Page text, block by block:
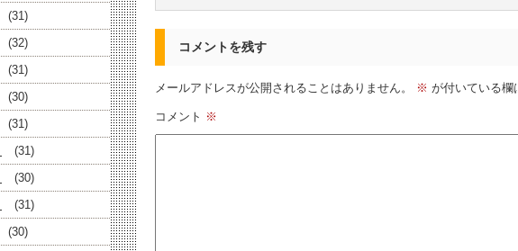
コメントを残す
メールアドレスが公開されることはありません。 ※ が付いている欄
コメント ※
(31)
(32)
(31)
(30)
(31)
(31)
(30)
(31)
(30)